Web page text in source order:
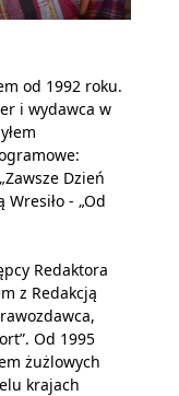
od 1992 roku.
i wydawca w
Dzień
- „Od
Redaktora
z Redakcją
Od 1995
żużlowych
krajach